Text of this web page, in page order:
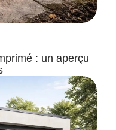
: un aperçu